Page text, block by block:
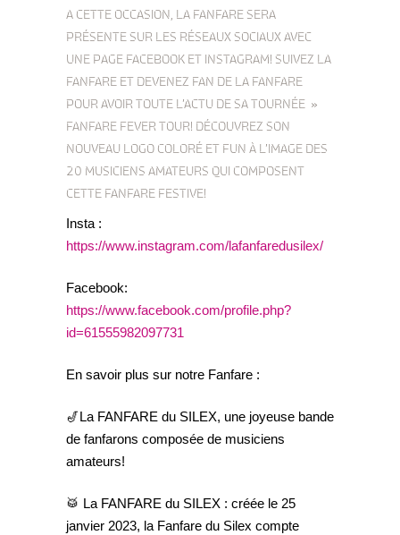
A CETTE OCCASION, LA FANFARE SERA
PRÉSENTE SUR LES RÉSEAUX SOCIAUX AVEC
UNE PAGE FACEBOOK ET INSTAGRAM! SUIVEZ LA
FANFARE ET DEVENEZ FAN DE LA FANFARE
POUR AVOIR TOUTE L’ACTU DE SA TOURNÉE »
FANFARE FEVER TOUR! DÉCOUVREZ SON
NOUVEAU LOGO COLORÉ ET FUN À L’IMAGE DES
20 MUSICIENS AMATEURS QUI COMPOSENT
CETTE FANFARE FESTIVE!
Insta :
https://www.instagram.com/lafanfaredusilex/
Facebook:
https://www.facebook.com/profile.php?
id=61555982097731
En savoir plus sur notre Fanfare :
🎷La FANFARE du SILEX, une joyeuse bande
de fanfarons composée de musiciens
amateurs!
🥁 La FANFARE du SILEX : créée le 25
janvier 2023, la Fanfare du Silex compte